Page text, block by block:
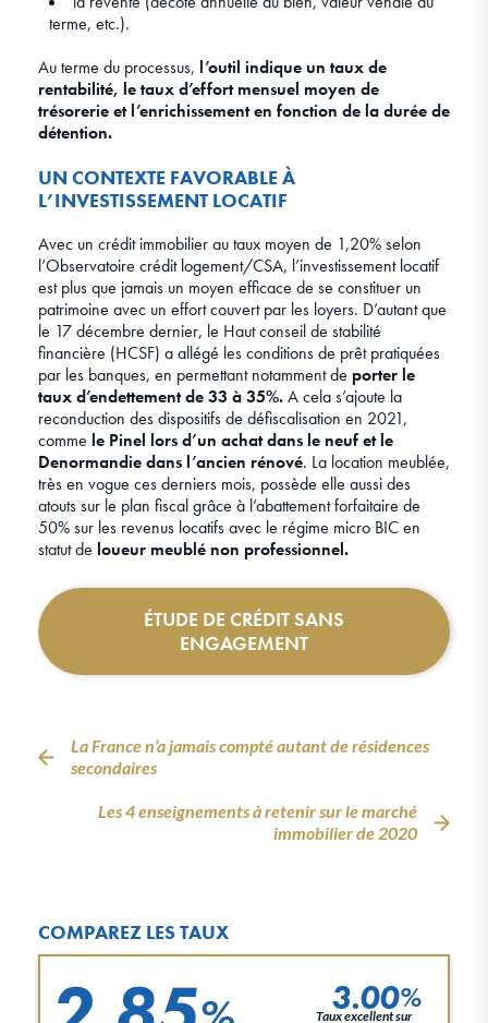
terme, etc.).
Au terme du processus, l’outil indique un taux de
rentabilité, le taux d’effort mensuel moyen de
trésorerie et l’enrichissement en fonction de la durée de
détention.
UN CONTEXTE FAVORABLE À
L’INVESTISSEMENT LOCATIF
Avec un crédit immobilier au taux moyen de 1,20% selon
l’Observatoire crédit logement/CSA, l’investissement locatif
est plus que jamais un moyen efficace de se constituer un
patrimoine avec un effort couvert par les loyers. D’autant que
le 17 décembre dernier, le Haut conseil de stabilité
financière (HCSF) a allégé les conditions de prêt pratiquées
par les banques, en permettant notamment de porter le
taux d’endettement de 33 à 35%.A cela s’ajoute la
reconduction des dispositifs de défiscalisation en 2021,
comme le Pinel lors d’un achat dans le neuf et le
Denormandiedans l’ancien rénové. La location meublée,
très en vogue ces derniers mois, possède elle aussi des
atouts sur le plan fiscal grâce à l’abattement forfaitaire de
50% sur les revenus locatifs avec le régime micro BIC en
statut de loueur meublé non professionnel.
ÉTUDE DE CRÉDIT SANS
ENGAGEMENT
La France n’a jamais compté autant de résidences
secondaires
Les 4 enseignements à retenir sur le marché
immobilier de 2020
COMPAREZ LES TAUX
3.00%
Taux excellent sur